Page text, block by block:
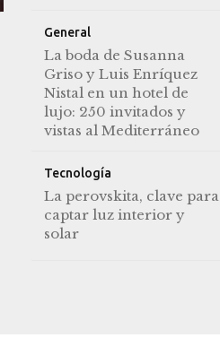
General
La boda de Susanna
Griso y Luis Enríquez
Nistal en un hotel de
lujo: 250 invitados y
vistas al Mediterráneo
Tecnología
La perovskita, clave para
captar luz interior y
solar